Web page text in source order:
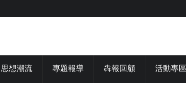
思想潮流 專題報導 犇報回顧 活動專區